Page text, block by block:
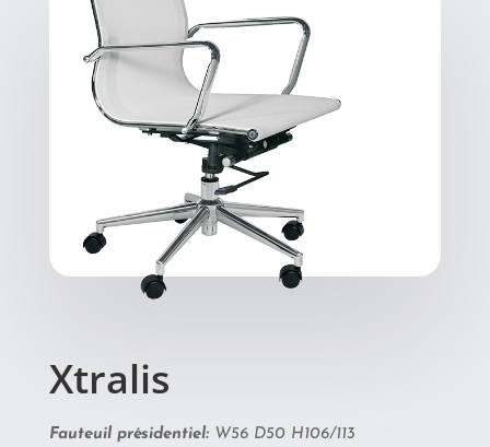
Xtralis
Fauteuil présidentiel:W56 D50 H106/113